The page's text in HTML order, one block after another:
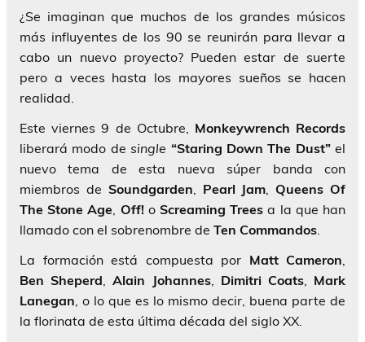
¿Se imaginan que muchos de los grandes músicos
más influyentes de los 90 se reunirán para llevar a
cabo un nuevo proyecto? Pueden estar de suerte
pero a veces hasta los mayores sueños se hacen
realidad.
Este viernes 9 de Octubre, Monkeywrench Records
liberará modo desingle “Staring Down The Dust” el
nuevo tema de esta nueva súper banda con
miembros de Soundgarden, Pearl Jam,Queens Of
The Stone Age, Off!oScreaming Trees a la que han
llamado con el sobrenombre de Ten Commandos.
La formación está compuesta por Matt Cameron,
Ben Sheperd,Alain Johannes, Dimitri Coats, Mark
Lanegan, o lo que es lo mismo decir, buena parte de
la florinata de esta última década del siglo XX.